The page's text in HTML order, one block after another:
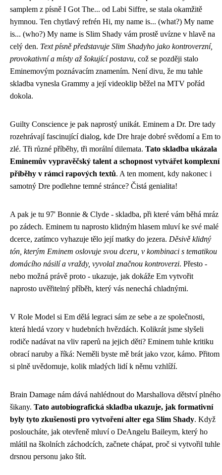
samplem z písně I Got The... od Labi Siffre, se stala okamžitě
hymnou. Ten chytlavý refrén Hi, my name is... (what?) My name
is... (who?) My name is Slim Shady vám prostě uvízne v hlavě na
celý den. Text písně představuje Slim Shadyho jako kontroverzní,
provokativní a místy až šokující postavu, což se později stalo
Eminemovým poznávacím znamením. Není divu, že mu tahle
skladba vynesla Grammy a její videoklip běžel na MTV pořád
dokola.
Guilty Conscience je pak naprostý unikát. Eminem a Dr. Dre tady
rozehrávají fascinující dialog, kde Dre hraje dobré svědomí a Em to
zlé. Tři různé příběhy, tři morální dilemata. Tato skladba ukázala
Eminemův vypravěčský talent a schopnost vytvářet komplexní
příběhy v rámci rapových textů. A ten moment, kdy nakonec i
samotný Dre podlehne temné stránce? Čistá genialita!
A pak je tu 97' Bonnie & Clyde - skladba, při které vám běhá mráz
po zádech. Eminem tu naprosto klidným hlasem mluví ke své malé
dcerce, zatímco vyhazuje tělo její matky do jezera. Děsivě klidný
tón, kterým Eminem oslovuje svou dceru, v kombinaci s tematikou
domácího násilí a vraždy, vyvolal značnou kontroverzi. Přesto -
nebo možná právě proto - ukazuje, jak dokáže Em vytvořit
naprosto uvěřitelný příběh, který vás nenechá chladnými.
V Role Model si Em dělá legraci sám ze sebe a ze společnosti,
která hledá vzory v hudebních hvězdách. Kolikrát jsme slyšeli
rodiče nadávat na vliv raperů na jejich děti? Eminem tuhle kritiku
obrací naruby a říká: Neměli byste mě brát jako vzor, kámo. Přitom
si plně uvědomuje, kolik mladých lidí k němu vzhlíží.
Brain Damage nám dává nahlédnout do Marshallova dětství plného
šikany. Tato autobiografická skladba ukazuje, jak formativní
byly tyto zkušenosti pro vytvoření alter ega Slim Shady. Když
posloucháte, jak otevřeně mluví o DeAngelu Baileym, který ho
mlátil na školních záchodcích, začnete chápat, proč si vytvořil tuhle
drsnou personu jako štít.